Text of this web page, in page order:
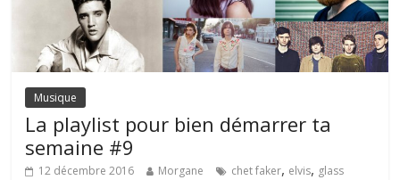
Musique
La playlist pour bien démarrer ta
semaine #9
12 décembre 2016 Morgane chet faker, elvis, glass